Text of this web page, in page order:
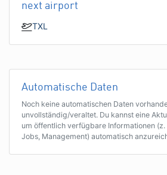
next airport
TXL
Automatische Daten
Noch keine automatischen Daten
unvollständig/veraltet. Du kannst eine
um öffentlich verfügbare Informationen (z.
Jobs, Management) automatisch